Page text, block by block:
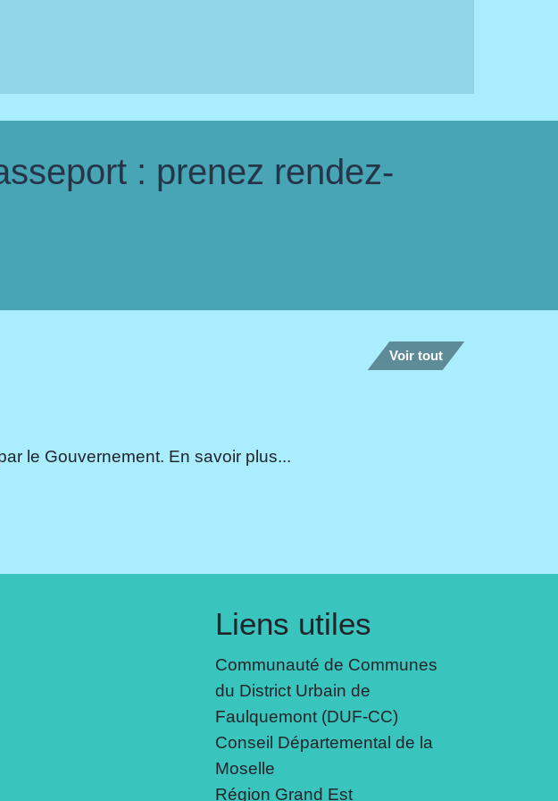
: prenez rendez-
Voir tout
le Gouvernement. En savoir plus...
Liens utiles
Communauté de Communes
du District Urbain de
Faulquemont (DUF-CC)
Conseil Départemental de la
Moselle
Région Grand Est